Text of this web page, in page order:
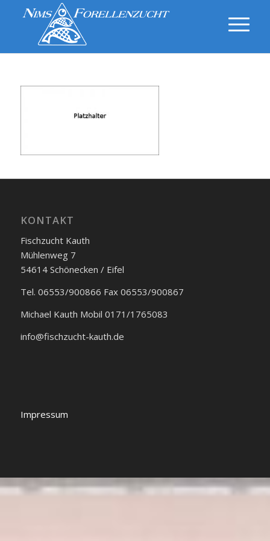
KONTAKT
Fischzucht Kauth
Mühlenweg 7
54614 Schönecken / Eifel
Tel. 06553/900866 Fax 06553/900867
Michael Kauth Mobil 0171/1765083
info@fischzucht-kauth.de
Impressum